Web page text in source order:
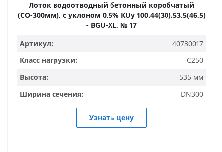
Лоток водоотводный бетонный коробчатый
(СО-300мм), с уклоном 0,5% КUу 100.44(30).53,5(46,5)
- BGU-XL, № 17
Артикул:
40730017
Класс нагрузки:
C250
Высота:
535 мм
Ширина сечения:
DN300
Узнать цену